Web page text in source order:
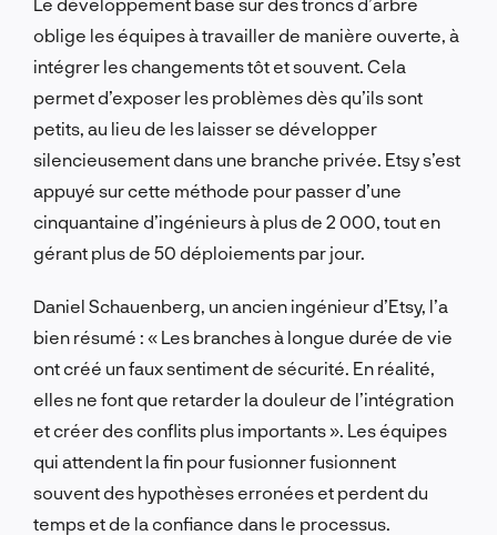
oblige les équipes à travailler de manière ouverte, à
intégrer les changements tôt et souvent. Cela
permet d’exposer les problèmes dès qu’ils sont
petits, au lieu de les laisser se développer
silencieusement dans une branche privée. Etsy s’est
appuyé sur cette méthode pour passer d’une
cinquantaine d’ingénieurs à plus de 2 000, tout en
gérant plus de 50 déploiements par jour.
Daniel Schauenberg, un ancien ingénieur d’Etsy, l’a
bien résumé : « Les branches à longue durée de vie
ont créé un faux sentiment de sécurité. En réalité,
elles ne font que retarder la douleur de l’intégration
et créer des conflits plus importants ». Les équipes
qui attendent la fin pour fusionner fusionnent
souvent des hypothèses erronées et perdent du
temps et de la confiance dans le processus.